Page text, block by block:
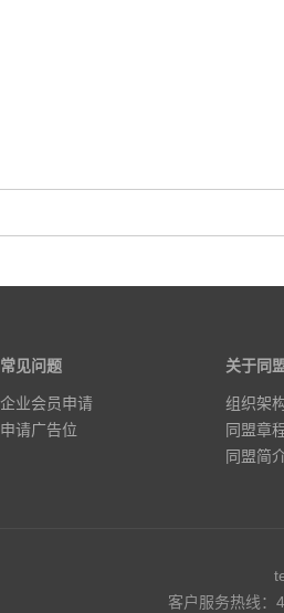
常见问题
企业会员申请
申请广告位
关于同
组织架
同盟章
同盟简
客户服务热线